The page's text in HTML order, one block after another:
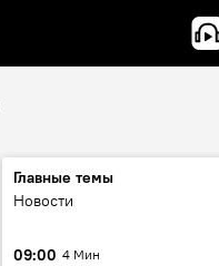
Главные темы
Новости
09:00 4 Мин